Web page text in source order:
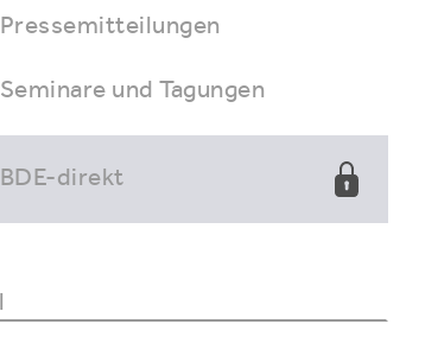
Pressemitteilungen
Seminare und Tagungen
BDE-direkt